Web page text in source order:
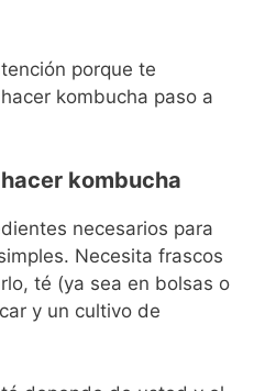
porque te
kombucha paso a
kombucha
necesarios para
Necesita frascos
té (ya sea en bolsas o
y un cultivo de